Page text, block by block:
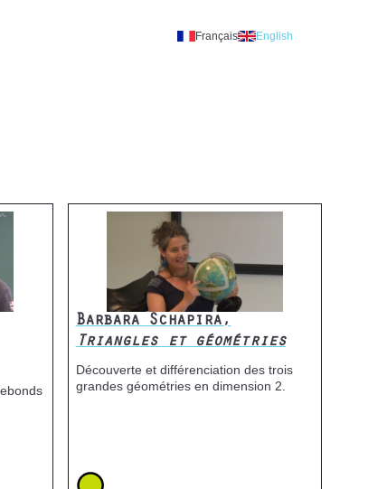
Français English
Barbara Schapira,
Triangles et géométries
Découverte et différenciation des trois
grandes géométries en dimension 2.
Icone
Image